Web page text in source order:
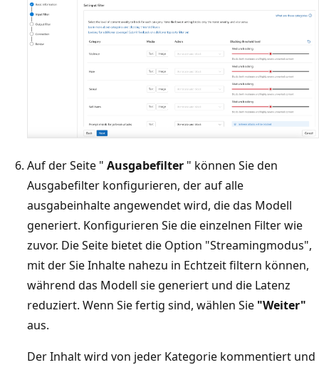
Auf der Seite " Ausgabefilter " können Sie den
Ausgabefilter konfigurieren, der auf alle
ausgabeinhalte angewendet wird, die das Modell
generiert. Konfigurieren Sie die einzelnen Filter wie
zuvor. Die Seite bietet die Option "Streamingmodus",
mit der Sie Inhalte nahezu in Echtzeit filtern können,
während das Modell sie generiert und die Latenz
reduziert. Wenn Sie fertig sind, wählen Sie "Weiter"
aus.
Der Inhalt wird von jeder Kategorie kommentiert und